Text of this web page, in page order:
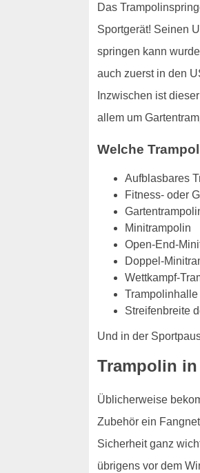
Das
Sportgerät! Seinen
springen kann
auch zuerst in den
Inzwischen ist
allem um
Welche
Aufblasbares
Fitness- oder
Minitrampolin
Open-End-
Doppel-
Wettkampf-
Trampolinhalle
Streifenbreite
Und in der
Trampolin
Üblicherweise
Zubehör ein
Sicherheit ganz
übrigens vor dem